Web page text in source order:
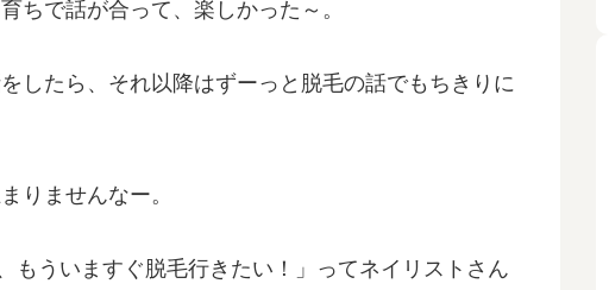
ちで話が合って、楽しかった～。
したら、それ以降はずーっと脱毛の話でもちきりに
りませんなー。
もういますぐ脱毛行きたい！」ってネイリストさん